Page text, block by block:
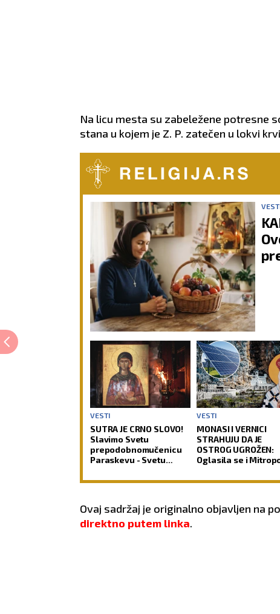
Na licu mesta su zabeležene potresne
stana u kojem je Z. P. zatečen u lokvi
VESTI
SUTRA JE CRNO SLOVO!
Slavimo Svetu
prepodobnomučenicu
Paraskevu - Svetu
VESTI
MONASI I VERNICI
STRAHUJU DA JE
OSTROG UGROŽEN:
Oglasila se i
Ovaj sadržaj je originalno objavljen na
direktno putem linka.